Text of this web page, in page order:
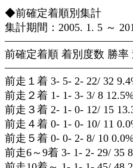
◆前確定着順別集計
集計期間：2005. 1. 5 ～
前確定着順 着別度数 勝率
前走１着 3- 5- 2- 22/ 32
前走２着 1- 1- 3- 3/ 8
前走３着 2- 1- 0- 12/ 15
前走４着 0- 1- 0- 10/ 11
前走５着 0- 0- 2- 8/ 10
前走6～9着 3- 1- 2- 29/ 35